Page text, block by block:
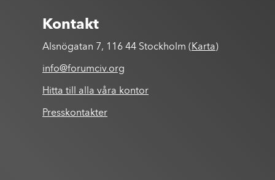
Kontakt
Alsnögatan 7, 116 44 Stockholm ( Karta)
info@forumciv.org
Hitta till alla våra kontor
Presskontakter